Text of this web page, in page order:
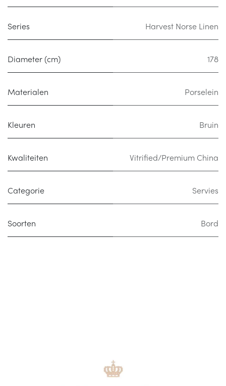
Series Harvest Norse Linen
Diameter (cm) 178
Materialen Porselein
Kleuren Bruin
Kwaliteiten Vitrified/Premium China
Categorie Servies
Soorten Bord